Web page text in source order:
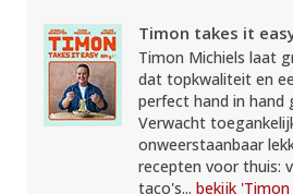
Timon takes it
Timon Michiels laat
dat topkwaliteit en
perfect hand in hand
Verwacht
onweerstaanbaar
recepten voor thuis:
taco's... bekijk